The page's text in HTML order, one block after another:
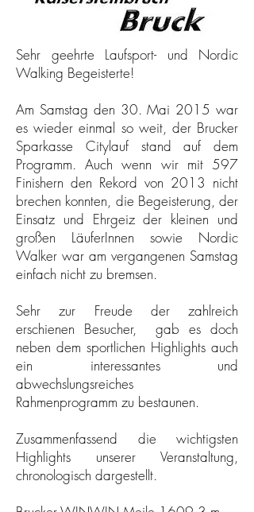
Sehr geehrte Laufsport- und Nordic
Walking Begeisterte!
Am Samstag den 30. Mai 2015 war
es wieder einmal so weit, der Brucker
Sparkasse Citylauf stand auf dem
Programm. Auch wenn wir mit 597
Finishern den Rekord von 2013 nicht
brechen konnten, die Begeisterung, der
Einsatz und Ehrgeiz der kleinen und
großen LäuferInnen sowie Nordic
Walker war am vergangenen Samstag
einfach nicht zu bremsen.
Sehr zur Freude der zahlreich
erschienen Besucher, gab es doch
neben dem sportlichen Highlights auch
ein interessantes und
abwechslungsreiches
Rahmenprogramm zu bestaunen.
Zusammenfassend die wichtigsten
Highlights unserer Veranstaltung,
chronologisch dargestellt.